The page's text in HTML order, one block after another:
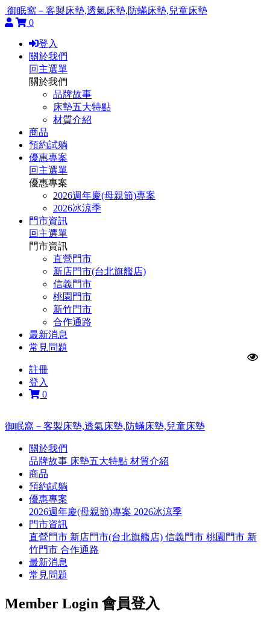
御眠窩－客製床墊,透氣床墊,防蟎床墊,兒童床墊
0
登入
關於我們
回主選單
關於我們
品牌故事
床墊五大特點
材質介紹
商品
預約試躺
優惠專案
回主選單
優惠專案
2026週年慶(母親節)專案
2026冰涼季
門市資訊
回主選單
門市資訊
直營門市
新店門市(台北旗艦店)
信義門市
桃園門市
新竹門市
合作通路
最新消息
常見問題
註冊
登入
0
御眠窩－客製床墊,透氣床墊,防蟎床墊,兒童床墊
關於我們
品牌故事 床墊五大特點 材質介紹
商品
預約試躺
優惠專案
2026週年慶(母親節)專案 2026冰涼季
門市資訊
直營門市 新店門市(台北旗艦店) 信義門市 桃園門市 新
竹門市 合作通路
最新消息
常見問題
Member Login 會員登入